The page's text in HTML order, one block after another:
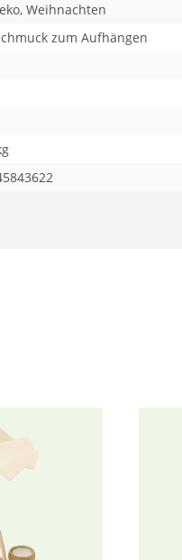
Weihnachten
zum Aufhängen